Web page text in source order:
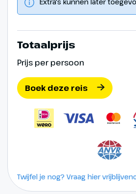
Totaalprijs
Prijs per persoon
Boek deze reis
Twijfel je nog? Vraag hier